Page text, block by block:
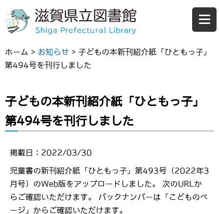
ホーム > お知らせ > 子どもの本新刊紹介紙「ひともっ子」
第494号を刊行しました
子どもの本新刊紹介紙「ひともっ子」
第494号を刊行しました
掲載日：2022/03/30
児童書の新刊紹介紙「ひともっ子」第493号（2022年3
月号）のWeb版をアップロードしました。 次のURLか
らご確認いただけます。 バックナンバーは「こどものペ
ージ」からご確認いただけます。